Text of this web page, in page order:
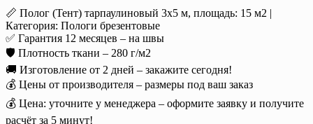
📏 Полог (Тент) тарпаулиновый 3х5 м, площадь: 15 м2 |
Категория: Пологи брезентовые
✅ Гарантия 12 месяцев – на швы
🛡️ Плотность ткани – 280 г/м2
🚚 Изготовление от 2 дней – закажите сегодня!
💰 Цены от производителя – размеры под ваш заказ
💰 Цена: уточните у менеджера – оформите заявку и получите
расчёт за 5 минут!